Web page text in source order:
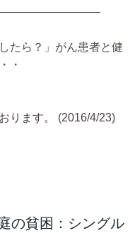
たら？」がん患者と健
・
ります。 (2016/4/23)
の貧困：シングル